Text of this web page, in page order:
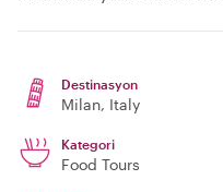
Destinasyon
Milan, Italy
Kategori
Food Tours